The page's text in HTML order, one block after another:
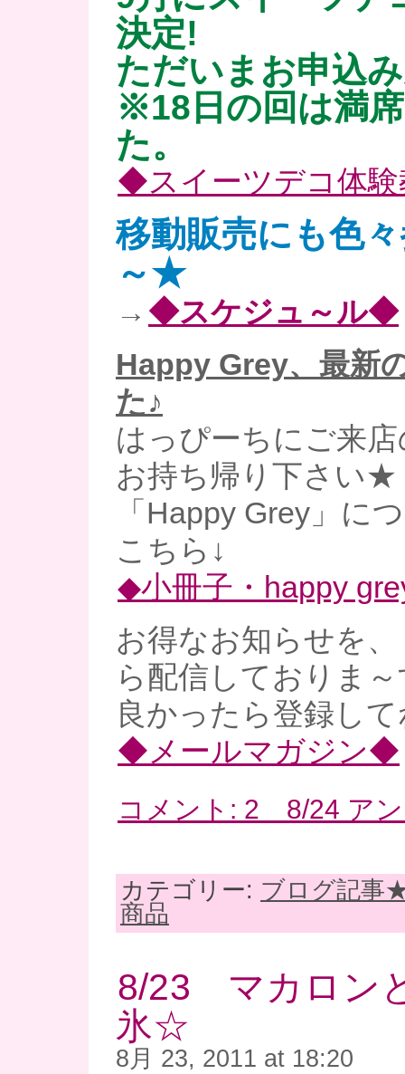
決定!
ただいまお申込
※18日の回は満
た。
◆スイーツデコ体
移動販売にも色
～★
→ ◆スケジュ～ル◆
Happy Grey、最新
た♪
はっぴーちにご来
お持ち帰り下さい★
「Happy Grey」に
こちら↓
◆小冊子・happy
お得なお知らせを
ら配信しておりま～
良かったら登録して
◆メールマガジン◆
コメント: 2 8/24 ア
カテゴリー: ブログ記事
商品
8/23 マカロン
氷☆
8月 23, 2011 at 18:20